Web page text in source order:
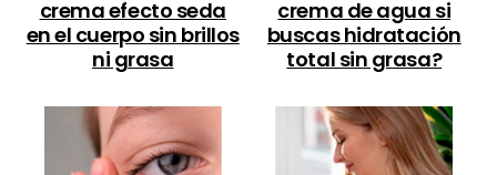
crema efecto seda
en el cuerpo sin brillos
ni grasa
crema de agua si
buscas hidratación
total sin grasa?